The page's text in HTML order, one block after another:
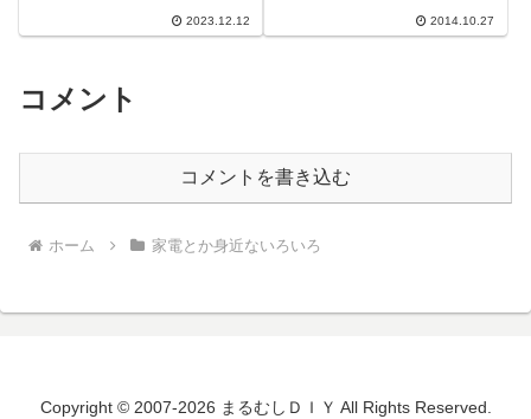
2023.12.12
ころと暗いところが在り、幾重に
2014.10.27
コメント
コメントを書き込む
ホーム 家電とか身近ないろいろ
Copyright © 2007-2026 まるむしＤＩＹ All Rights Reserved.